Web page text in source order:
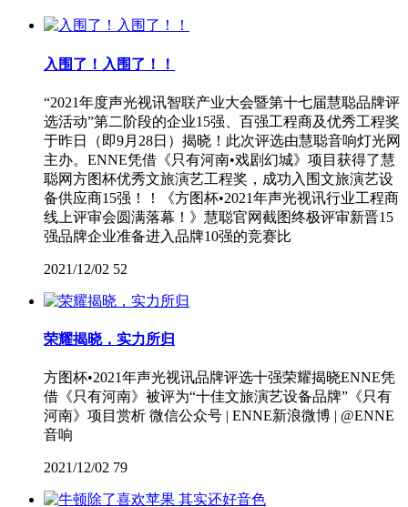
入围了！入围了！！
“2021年度声光视讯智联产业大会暨第十七届慧聪品牌评
选活动”第二阶段的企业15强、百强工程商及优秀工程奖
于昨日（即9月28日）揭晓！此次评选由慧聪音响灯光网
主办。ENNE凭借《只有河南•戏剧幻城》项目获得了慧
聪网方图杯优秀文旅演艺工程奖，成功入围文旅演艺设
备供应商15强！！《方图杯•2021年声光视讯行业工程商
线上评审会圆满落幕！》慧聪官网截图终极评审新晋15
强品牌企业准备进入品牌10强的竞赛比
2021/12/02 52
荣耀揭晓，实力所归
方图杯•2021年声光视讯品牌评选十强荣耀揭晓ENNE凭
借《只有河南》被评为“十佳文旅演艺设备品牌”《只有
河南》项目赏析 微信公众号 | ENNE新浪微博 | @ENNE
音响
2021/12/02 79